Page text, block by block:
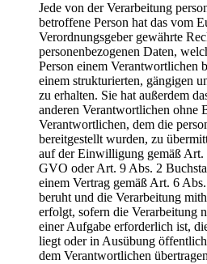
Jede von der Verarbeitung
betroffene Person hat das vom
Verordnungsgeber gewährte
personenbezogenen Daten,
Person einem Verantwortlichen
einem strukturierten, gängigen
zu erhalten. Sie hat außerdem
anderen Verantwortlichen ohne
Verantwortlichen, dem die
bereitgestellt wurden, zu
auf der Einwilligung gemäß Art.
GVO oder Art. 9 Abs. 2
einem Vertrag gemäß Art. 6
beruht und die Verarbeitung
erfolgt, sofern die Verarbeitung
einer Aufgabe erforderlich ist,
liegt oder in Ausübung
dem Verantwortlichen